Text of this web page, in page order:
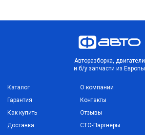
Авторазборка, двигатели
и б/у запчасти из Европы
Каталог
Гарантия
Как купить
Доставка
О компании
Контакты
Отзывы
СТО-Партнеры